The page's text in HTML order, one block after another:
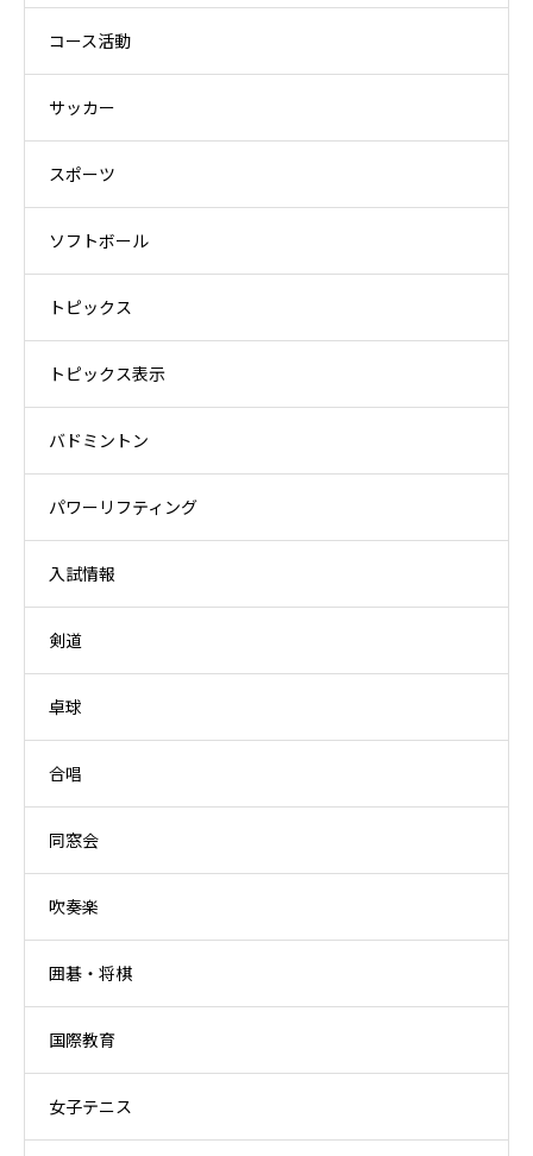
コース活動
サッカー
スポーツ
ソフトボール
トピックス
トピックス表示
バドミントン
パワーリフティング
入試情報
剣道
卓球
合唱
同窓会
吹奏楽
囲碁・将棋
国際教育
女子テニス